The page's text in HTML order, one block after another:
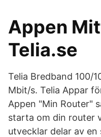
Appen
Telia.se
Telia Bredband 100/
Mbit/s. Telia Appar
Appen "Min Router"
starta om din router
utvecklar delar av